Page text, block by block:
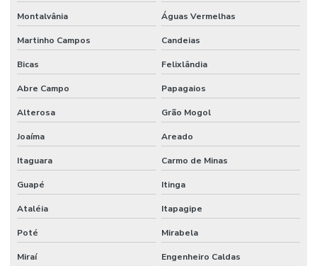
Serviço de montagem industrial
Serviços De Impermeabilização Predial
Serviços De Manutenção Predial De Qualidade
Serviços De Manutenção Preventiva
Serviços de facilities para empresas
Serviços de gestão de ativos industriais
Serviços de manutenção industrial e corporativa
Serviços de manutenção preventiva industrial
Serviços de mão de obra
Montalvânia Águas Vermelhas
Martinho Campos Candeias
Bicas Felixlândia
Abre Campo Papagaios
Alterosa Grão Mogol
Joaíma Areado
Itaguara Carmo de Minas
Guapé Itinga
Ataléia Itapagipe
Poté Mirabela
Miraí Engenheiro Caldas